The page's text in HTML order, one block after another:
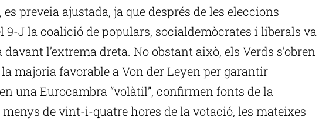
preveia ajustada, ja que després de les eleccions
9-J la coalició de populars, socialdemòcrates i liberals va
l’extrema dreta. No obstant això, els Verds s’obren
majoria favorable a Von der Leyen per garantir
una Eurocambra “volàtil”, confirmen fonts de la
de vint-i-quatre hores de la votació, les mateixes